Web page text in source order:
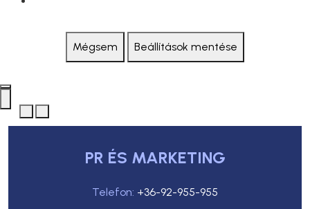
Mégsem Beállítások mentése
PR ÉS MARKETING
Telefon: +36-92-955-955